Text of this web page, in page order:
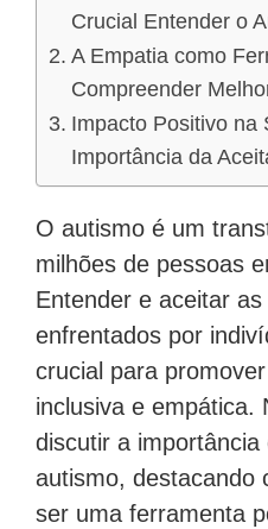
Crucial Entender o
A Empatia como
Compreender
Impacto Positivo na
Importância da
O autismo é um
milhões de pessoas
Entender e aceitar
enfrentados por
crucial para
inclusiva e empática.
discutir a
autismo, destacando
ser uma ferramenta